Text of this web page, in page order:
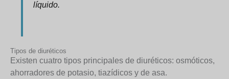
líquido.
Tipos de diuréticos
Existen cuatro tipos principales de diuréticos: osmóticos,
ahorradores de potasio, tiazídicos y de asa.